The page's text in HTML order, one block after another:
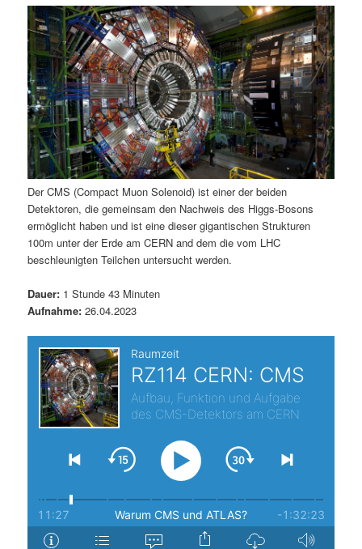
ä
r
e
n
I
n
h
l
t
s
p
n
n
d
ä
r
e
n
I
h
a
l
t
r
n
a
v
i
g
a
t
i
o
n
Der CMS (Compact Muon Solenoid) ist einer der beiden
Detektoren, die gemeinsam den Nachweis des Higgs-Bosons
ermöglicht haben und ist eine dieser gigantischen Strukturen
100m unter der Erde am CERN and dem die vom LHC
beschleunigten Teilchen untersucht werden.
Dauer: 1 Stunde 43 Minuten
Aufnahme: 26.04.2023